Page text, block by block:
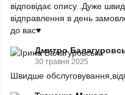
відповідає опису .Дуже
відправлення в день
до вас♥️
Дмитро
30 травня 2025
Швидше